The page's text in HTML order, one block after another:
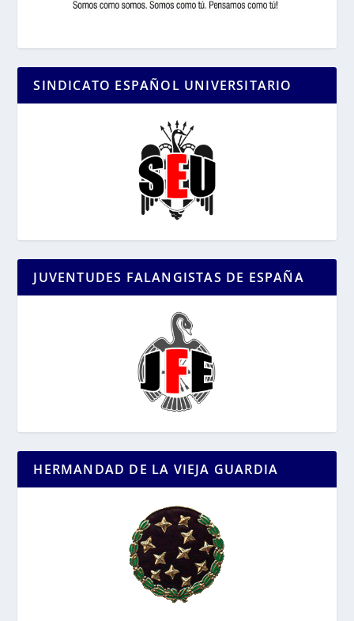
SINDICATO ESPAÑOL UNIVERSITARIO
JUVENTUDES FALANGISTAS DE ESPAÑA
HERMANDAD DE LA VIEJA GUARDIA